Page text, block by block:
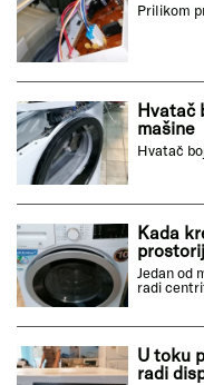
Prilikom
Hvatač
mašine
Hvatač
Kada
Jedan od
radi
U toku
radi